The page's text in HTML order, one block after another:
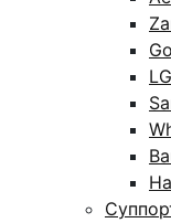
LG